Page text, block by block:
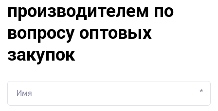
производителем по
вопросу оптовых
закупок
*